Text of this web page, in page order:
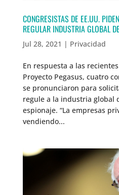
CONGRESISTAS DE EE.UU.
REGULAR INDUSTRIA GLOBAL
Jul 28, 2021 | Privacidad
En respuesta a las
Proyecto Pegasus, cuatro
se pronunciaron para
regule a la industria global
espionaje. “La empresas
vendiendo...